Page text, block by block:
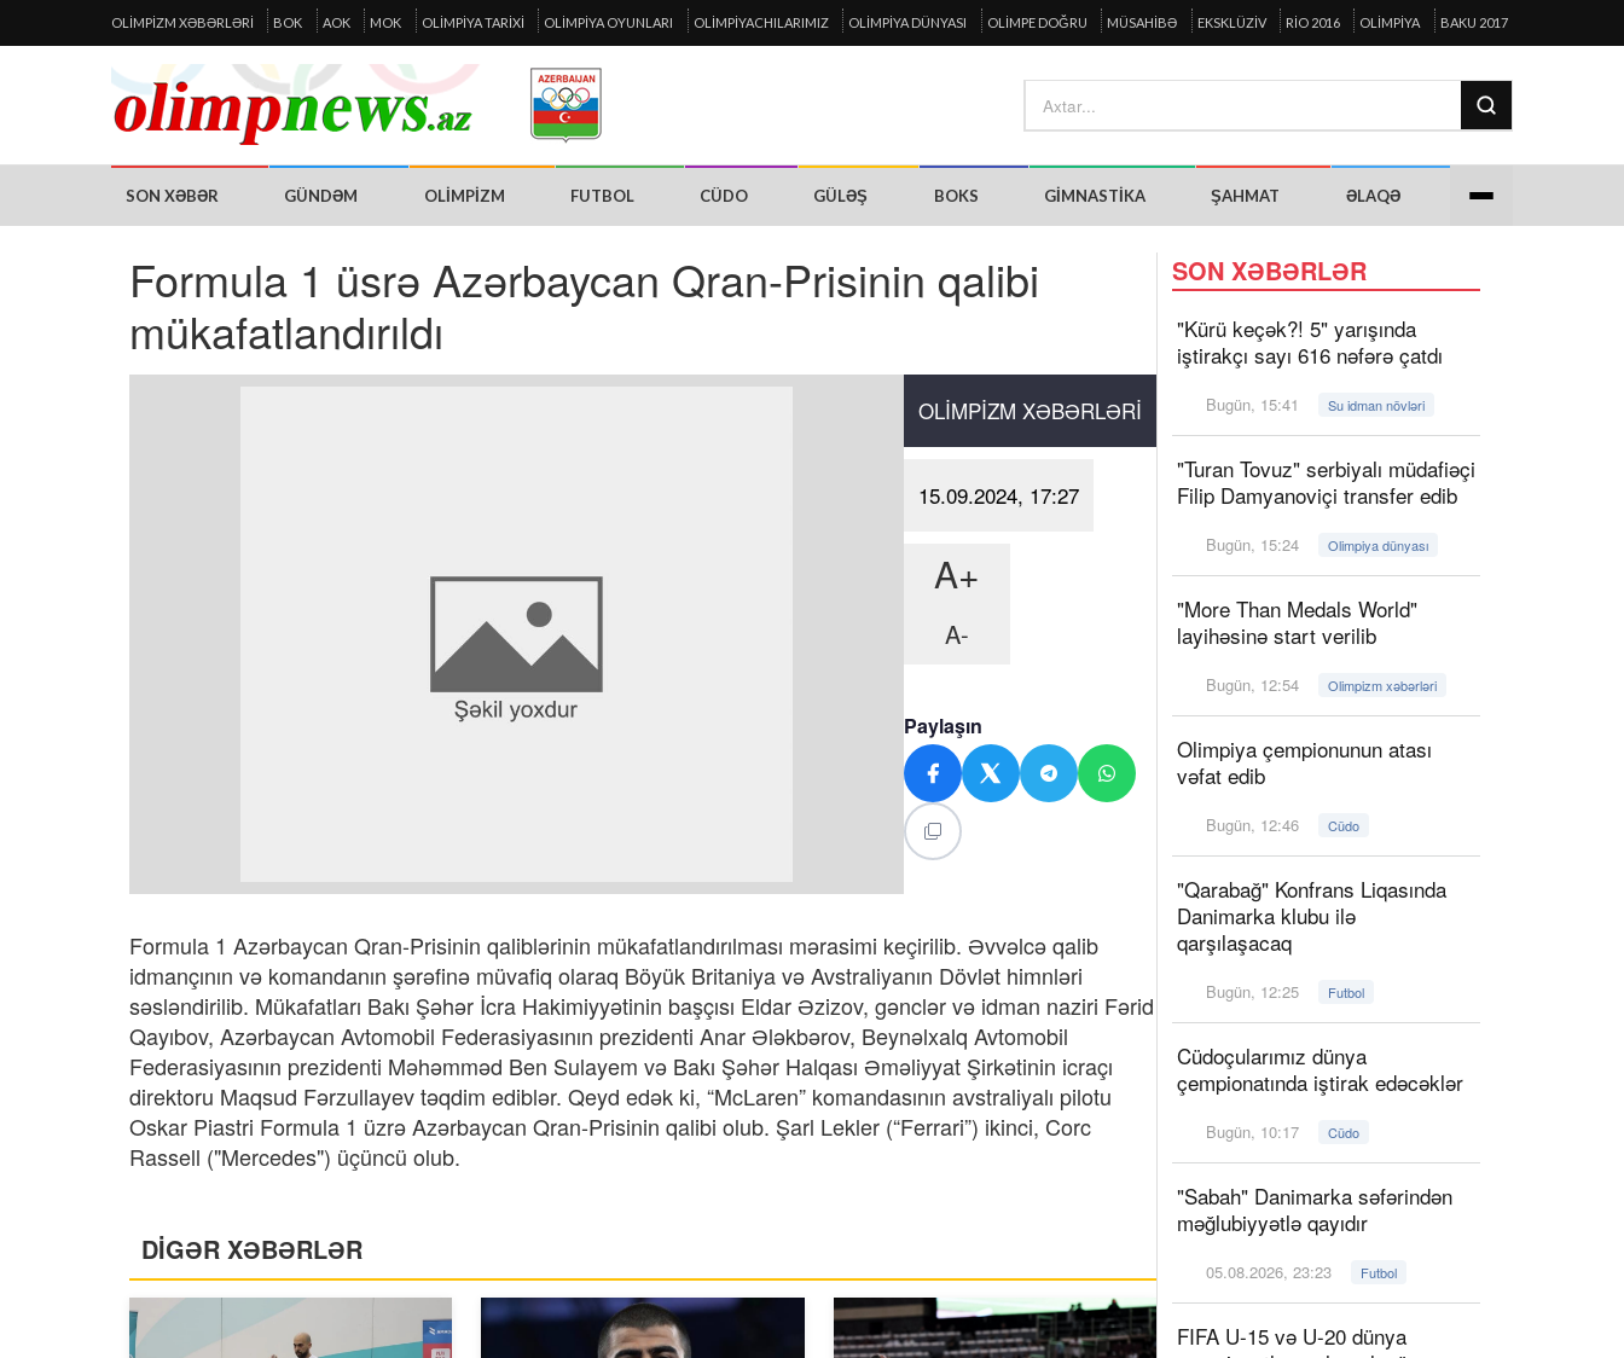
OLIMPIZM XƏBƏRLƏRI BOK AOK MOK OLIMPIYA TARIXI OLIMPIYA OYUNLARI OLIMPIYACHILARIMIZ OLIMPIYA DÜNYASI OLIMPE DOĞRU MÜSAHIBƏ EKSKLÜZIV RIO 2016 OLIMPIYA BAKU 2017
SON XƏBƏR GÜNDƏM OLIMPIZM FUTBOL CÜDO GÜLƏŞ BOKS GIMNASTIKA ŞAHMAT ƏLAQƏ
Formula 1 üsrə Azərbaycan Qran-Prisinin qalibi
mükafatlandırıldı
OLIMPIZM XƏBƏRLƏRI
15.09.2024, 17:27
A+
A-
Paylaşın
Formula 1 Azərbaycan Qran-Prisinin qaliblərinin mükafatlandırılması mərasimi keçirilib. Əvvəlcə qalib
idmançının və komandanın şərəfinə müvafiq olaraq Böyük Britaniya və Avstraliyanın Dövlət himnləri
səsləndirilib. Mükafatları Bakı Şəhər İcra Hakimiyyətinin başçısı Eldar Əzizov, gənclər və idman naziri Fərid
Qayıbov, Azərbaycan Avtomobil Federasiyasının prezidenti Anar Ələkbərov, Beynəlxalq Avtomobil
Federasiyasının prezidenti Məhəmməd Ben Sulayem və Bakı Şəhər Halqası Əməliyyat Şirkətinin icraçı
direktoru Maqsud Fərzullayev təqdim ediblər. Qeyd edək ki, “McLaren” komandasının avstraliyalı pilotu
Oskar Piastri Formula 1 üzrə Azərbaycan Qran-Prisinin qalibi olub. Şarl Lekler (“Ferrari”) ikinci, Corc
Rassell ("Mercedes") üçüncü olub.
DİGƏR XƏBƏRLƏR
SON XƏBƏRLƏR
"Kürü keçək?! 5" yarışında
iştirakçı sayı 616 nəfərə çatdı
Bugün, 15:41 Su idman növləri
"Turan Tovuz" serbiyalı müdafiəçi
Filip Damyanoviçi transfer edib
Bugün, 15:24 Olimpiya dünyası
"More Than Medals World"
layihəsinə start verilib
Bugün, 12:54 Olimpizm xəbərləri
Olimpiya çempionunun atası
vəfat edib
Bugün, 12:46 Cüdo
"Qarabağ" Konfrans Liqasında
Danimarka klubu ilə
qarşılaşacaq
Bugün, 12:25 Futbol
Cüdoçularımız dünya
çempionatında iştirak edəcəklər
Bugün, 10:17 Cüdo
"Sabah" Danimarka səfərindən
məğlubiyyətlə qayıdır
05.08.2026, 23:23 Futbol
FIFA U-15 və U-20 dünya